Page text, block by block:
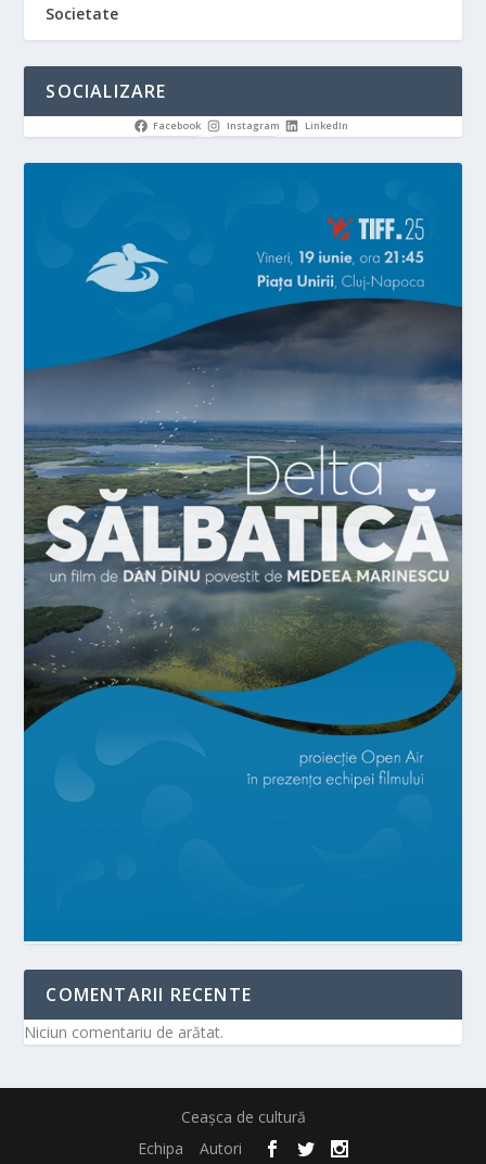
Societate
SOCIALIZARE
Facebook Instagram LinkedIn
COMENTARII RECENTE
Niciun comentariu de arătat.
Ceașca de cultură
Echipa
Autori